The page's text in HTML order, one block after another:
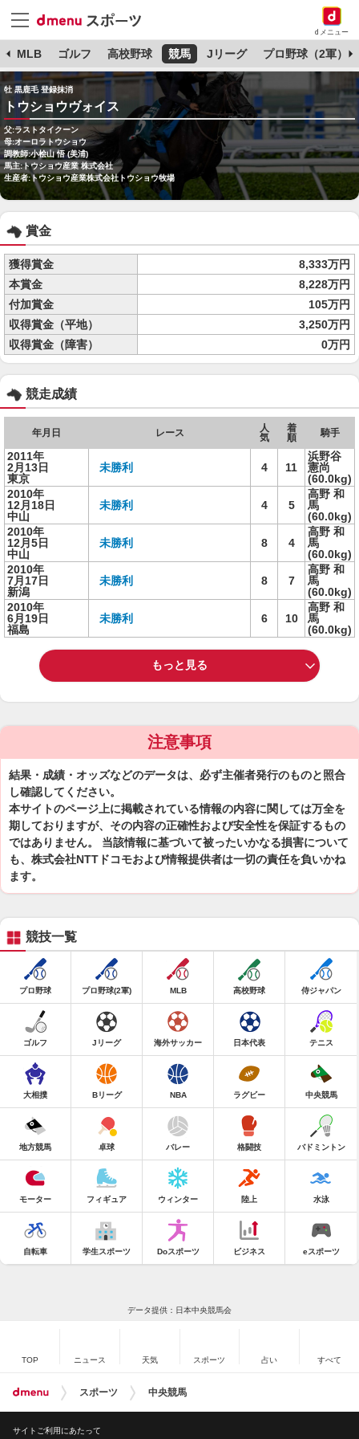
dメニュー
MLB ゴルフ 高校野球 競馬 Jリーグ プロ野球（2軍）
牡 黒鹿毛 登録抹消
トウショウヴォイス
父:ラストタイクーン
母:オーロラトウショウ
調教師:小桧山 悟 (美浦)
馬主:トウショウ産業 株式会社
生産者:トウショウ産業株式会社トウショウ牧場
賞金
獲得賞金
8,333万円
本賞金
8,228万円
付加賞金
105万円
収得賞金（平地）
3,250万円
収得賞金（障害）
0万円
競走成績
年月日 レース
人
気
着
順
騎手
2011年
2月13日
東京
未勝利 4 11
浜野谷
憲尚
(60.0kg)
2010年
12月18日
中山
未勝利 4 5
高野 和
馬
(60.0kg)
2010年
12月5日
中山
未勝利 8 4
高野 和
馬
(60.0kg)
2010年
7月17日
新潟
未勝利 8 7
高野 和
馬
(60.0kg)
2010年
6月19日
福島
未勝利 6 10
高野 和
馬
(60.0kg)
もっと見る
注意事項
結果・成績・オッズなどのデータは、必ず主催者発行のものと照合
し確認してください。
本サイトのページ上に掲載されている情報の内容に関しては万全を
期しておりますが、その内容の正確性および安全性を保証するもの
ではありません。 当該情報に基づいて被ったいかなる損害について
も、株式会社NTTドコモおよび情報提供者は一切の責任を負いかね
ます。
競技一覧
プロ野球 プロ野球(2軍) MLB 高校野球 侍ジャパン
ゴルフ Jリーグ 海外サッカー 日本代表 テニス
大相撲 Bリーグ NBA ラグビー 中央競馬
地方競馬 卓球 バレー 格闘技 バドミントン
モーター フィギュア ウィンター 陸上 水泳
自転車 学生スポーツ Doスポーツ ビジネス eスポーツ
データ提供：日本中央競馬会
TOP ニュース 天気 スポーツ 占い すべて
スポーツ 中央競馬
サイトご利用にあたって